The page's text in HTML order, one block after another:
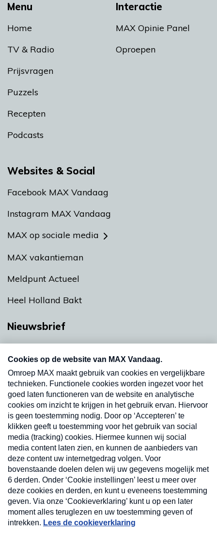
Menu
Home
TV & Radio
Prijsvragen
Puzzels
Recepten
Podcasts
Interactie
MAX Opinie Panel
Oproepen
Websites & Social
Facebook MAX Vandaag
Instagram MAX Vandaag
MAX op sociale media
MAX vakantieman
Meldpunt Actueel
Heel Holland Bakt
Nieuwsbrief
nieuwsbrief. Elke vrijdag- en dinsdagochtend in
uw mailbox.
Verzend
Nieuwsbrief
Neem hier een gratis abonnement op onze
nieuwsbrief. Elke vrijdag- en dinsdagochtend in uw